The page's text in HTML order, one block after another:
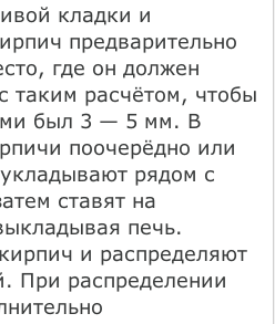
кладки и
предварительно
где он должен
таким расчётом, чтобы
был 3 — 5 мм. В
поочерёдно или
рядом с
ставят на
печь.
и распределяют
При распределении